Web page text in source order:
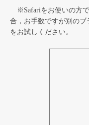
※Safariをお使いの方
合，お手数ですが別のブ
をお試しください。